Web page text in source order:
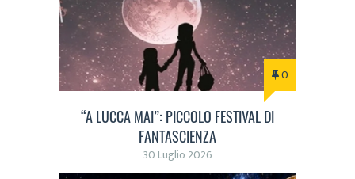
0
“A LUCCA MAI”: PICCOLO FESTIVAL DI
FANTASCIENZA
30 Luglio 2026